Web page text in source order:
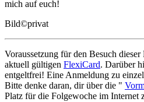
mich auf euch!
Bild©privat
Voraussetzung für den Besuch
aktuell gültigen FlexiCard. Darüber
entgeltfrei! Eine Anmeldung zu
Bitte denke daran, dir über die "
Platz für die Folgewoche im Internet